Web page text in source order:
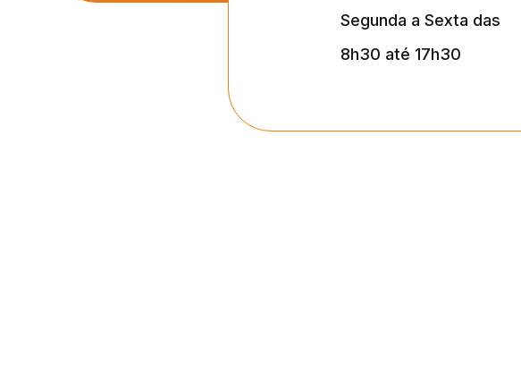
Segunda a Sexta das
8h30 até 17h30